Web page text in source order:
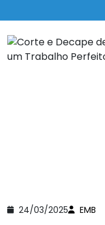
24/03/2025 EMB